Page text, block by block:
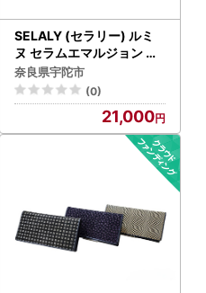
SELALY (セラリー) ルミ
ヌ セラムエマルジョン ヒ
アルロン酸 ふるさと納税
乳液 化粧 美容 潤い ハリ
スキンケア 大和当帰 天然
精油 コスメ 漢方 男子 女子
母の日 化粧品 送料無料
奈良県宇陀市
(0)
21,000